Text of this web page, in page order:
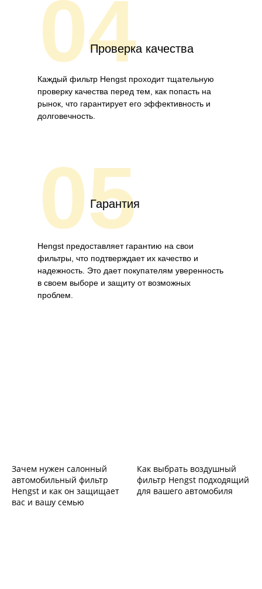
04Проверка качества
Каждый фильтр Hengst проходит тщательную
проверку качества перед тем, как попасть на
рынок, что гарантирует его эффективность и
долговечность.
05
Гарантия
Hengst предоставляет гарантию на свои
фильтры, что подтверждает их качество и
надежность. Это дает покупателям уверенность
в своем выборе и защиту от возможных
проблем.
Зачем нужен салонный
автомобильный фильтр
Hengst и как он защищает
вас и вашу семью
Как выбрать воздушный
фильтр Hengst подходящий
для вашего автомобиля